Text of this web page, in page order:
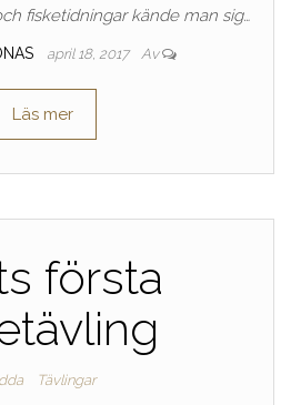
fisketidningar kände man sig…
april 18, 2017 Av
Läs mer
första
Tävlingar